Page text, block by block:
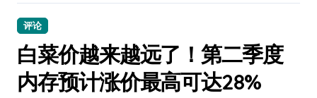
评论
白菜价越来越远了！第二季度
内存预计涨价最高可达28%